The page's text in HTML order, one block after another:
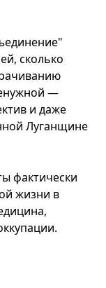
сколько
—
и даже
Луганщине
фактически
жизни в